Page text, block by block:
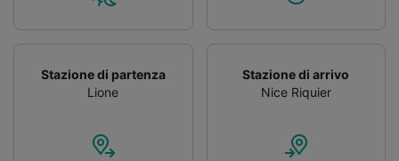
Stazione di partenza
Lione
Stazione di arrivo
Nice Riquier